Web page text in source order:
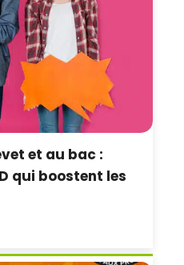
et au bac :
qui boostent les